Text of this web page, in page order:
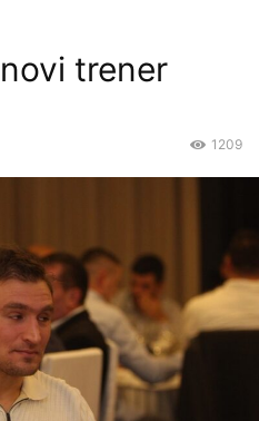
trener
1209